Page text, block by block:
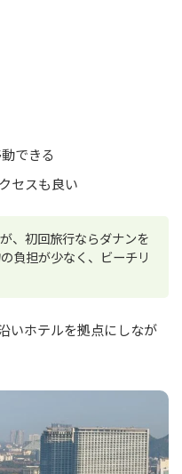
できる
セスも良い
、初回旅行ならダナンを
負担が少なく、ビーチリ
いホテルを拠点にしなが